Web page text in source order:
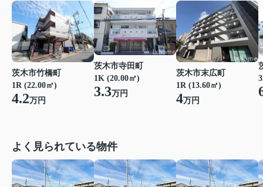
茨木市竹橋町
1R (22.00㎡)
4.2万円
茨木市寺田町
1K (20.00㎡)
3.3万円
茨木市末広町
1R (13.60㎡)
4万円
よく見られている物件